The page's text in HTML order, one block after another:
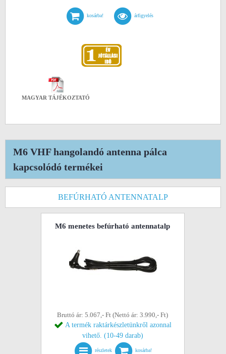
kosárba! árfigyelés
MAGYAR TÁJÉKOZTATÓ
M6 VHF hangolandó antenna pálca
kapcsolódó termékei
BEFÚRHATÓ ANTENNATALP
M6 menetes befúrható antennatalp
Bruttó ár: 5.067,- Ft (Nettó ár: 3.990,- Ft)
A termék raktárkészletünkről azonnal
vihető. (10-49 darab)
részletek kosárba!